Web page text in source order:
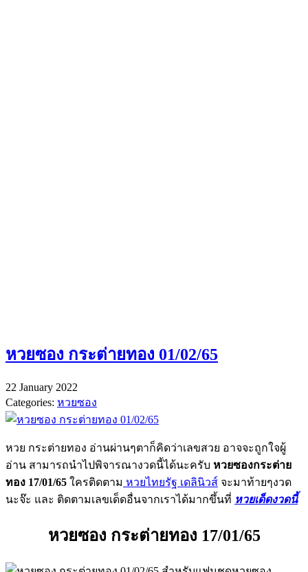
หวยซอง กระต่ายทอง 01/02/65
22 January 2022
Categories: หวยซอง
หวย กระต่ายทอง อ่านผ่านๆตาก็คิดว่าเลขสวย อาจจะถูกใจผู้
อ่าน สามารถนำไปพิจารณางวดนี้ได้นะครับ หวยซองกระต่าย
ทอง 17/01/65 ใครติดตาม หวยไทยรัฐ เดลินิวส์ จะมาท้ายๆงวด
นะจ๊ะ และ ติดตามเลขเด็ดอื่นจากเราได้มากขึ้นที่ หวยเด็ดงวดนี้
หวยซอง กระต่ายทอง 17/01/65